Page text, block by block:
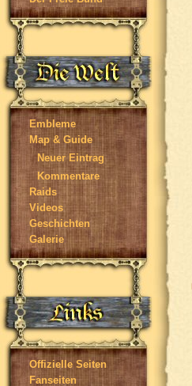
Embleme
Map & Guide
Neuer Eintrag
Kommentare
Raids
Videos
Geschichten
Galerie
Offizielle Seiten
Fanseiten